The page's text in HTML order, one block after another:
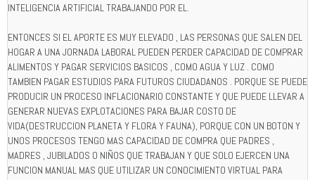
INTELIGENCIA ARTIFICIAL TRABAJANDO POR EL.
ENTONCES SI EL APORTE ES MUY ELEVADO , LAS PERSONAS QUE SALEN DEL
HOGAR A UNA JORNADA LABORAL PUEDEN PERDER CAPACIDAD DE COMPRAR
ALIMENTOS Y PAGAR SERVICIOS BASICOS , COMO AGUA Y LUZ . COMO
TAMBIEN PAGAR ESTUDIOS PARA FUTUROS CIUDADANOS . PORQUE SE PUEDE
PRODUCIR UN PROCESO INFLACIONARIO CONSTANTE Y QUE PUEDE LLEVAR A
GENERAR NUEVAS EXPLOTACIONES PARA BAJAR COSTO DE
VIDA(DESTRUCCION PLANETA Y FLORA Y FAUNA), PORQUE CON UN BOTON Y
UNOS PROCESOS TENGO MAS CAPACIDAD DE COMPRA QUE PADRES ,
MADRES , JUBILADOS O NIÑOS QUE TRABAJAN Y QUE SOLO EJERCEN UNA
FUNCION MANUAL MAS QUE UTILIZAR UN CONOCIMIENTO VIRTUAL PARA